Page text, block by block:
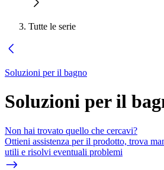
Tutte le serie
Soluzioni per il bagno
Soluzioni per il
Non hai trovato quello che cercavi?
Ottieni assistenza per il prodotto, trova
utili e risolvi eventuali problemi